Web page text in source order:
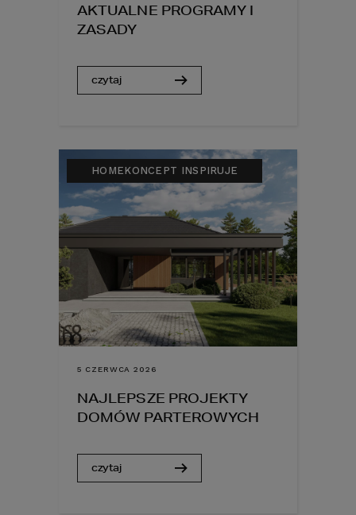
AKTUALNE PROGRAMY I
ZASADY
czytaj
HOMEKONCEPT INSPIRUJE
5 CZERWCA 2026
NAJLEPSZE PROJEKTY
DOMÓW PARTEROWYCH
czytaj